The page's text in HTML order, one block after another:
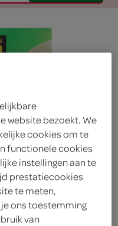
website bezoekt. We
cookies om te
functionele cookies
instellingen aan te
prestatiecookies
te meten,
ons toestemming
van